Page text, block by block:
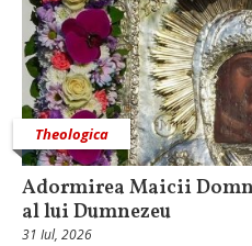
Theologica
Adormirea Maicii
al lui Dumnezeu
31 Iul, 2026